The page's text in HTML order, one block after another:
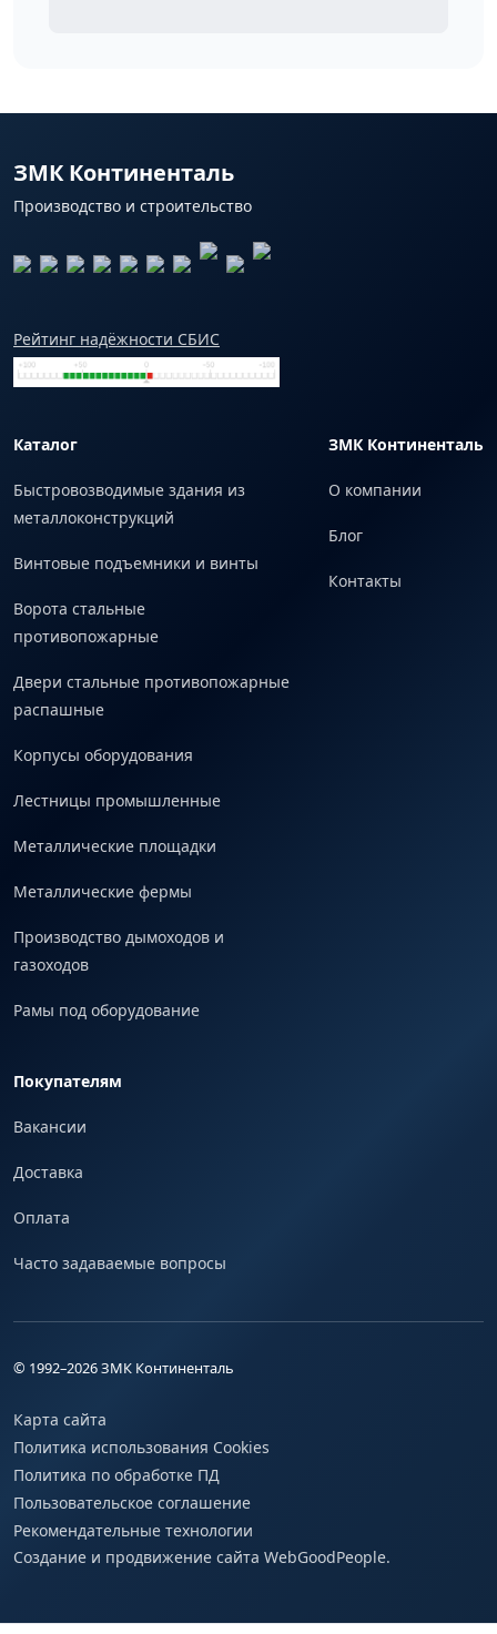
ЗМК Континенталь
Производство и строительство
Рейтинг надёжности СБИС
Каталог
Быстровозводимые здания из
металлоконструкций
Винтовые подъемники и винты
Ворота стальные
противопожарные
Двери стальные противопожарные
распашные
Корпусы оборудования
Лестницы промышленные
Металлические площадки
Металлические фермы
Производство дымоходов и
газоходов
Рамы под оборудование
ЗМК Континенталь
О компании
Блог
Контакты
Покупателям
Вакансии
Доставка
Оплата
Часто задаваемые вопросы
© 1992–2026ЗМК Континенталь
Карта сайта
Политика использования Cookies
Политика по обработке ПД
Пользовательское соглашение
Рекомендательные технологии
Создание и продвижение сайта WebGoodPeople.